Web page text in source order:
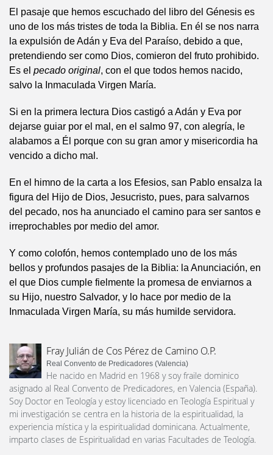
El pasaje que hemos escuchado del libro del Génesis es
uno de los más tristes de toda la Biblia. En él se nos narra
la expulsión de Adán y Eva del Paraíso, debido a que,
pretendiendo ser como Dios, comieron del fruto prohibido.
Es el pecado original, con el que todos hemos nacido,
salvo la Inmaculada Virgen María.
Si en la primera lectura Dios castigó a Adán y Eva por
dejarse guiar por el mal, en el salmo 97, con alegría, le
alabamos a Él porque con su gran amor y misericordia ha
vencido a dicho mal.
En el himno de la carta a los Efesios, san Pablo ensalza la
figura del Hijo de Dios, Jesucristo, pues, para salvarnos
del pecado, nos ha anunciado el camino para ser santos e
irreprochables por medio del amor.
Y como colofón, hemos contemplado uno de los más
bellos y profundos pasajes de la Biblia: la Anunciación, en
el que Dios cumple fielmente la promesa de enviarnos a
su Hijo, nuestro Salvador, y lo hace por medio de la
Inmaculada Virgen María, su más humilde servidora.
Fray Julián de Cos Pérez de Camino O.P.
Real Convento de Predicadores (Valencia)
He nacido en Madrid en 1968 y soy fraile dominico
asignado al Real Convento de Predicadores, en Valencia (España).
Soy Doctor en Teología y estoy licenciado en Teología Espiritual y
mi investigación se centra en la historia de la espiritualidad, la
experiencia mística y la espiritualidad dominicana. Actualmente,
imparto clases de Espiritualidad en varias Facultades de Teología.